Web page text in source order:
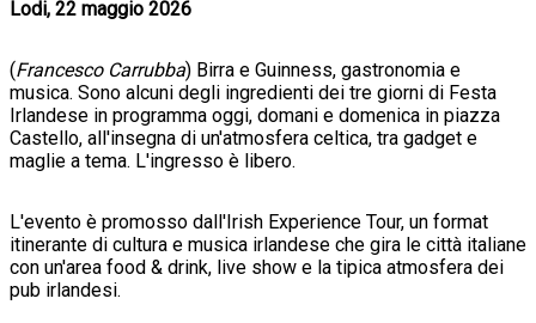
Lodi, 22 maggio 2026
(Francesco Carrubba) Birra e Guinness, gastronomia e
musica. Sono alcuni degli ingredienti dei tre giorni di Festa
Irlandese in programma oggi, domani e domenica in piazza
Castello, all'insegna di un'atmosfera celtica, tra gadget e
maglie a tema. L'ingresso è libero.
L'evento è promosso dall'Irish Experience Tour, un format
itinerante di cultura e musica irlandese che gira le città italiane
con un'area food & drink, live show e la tipica atmosfera dei
pub irlandesi.